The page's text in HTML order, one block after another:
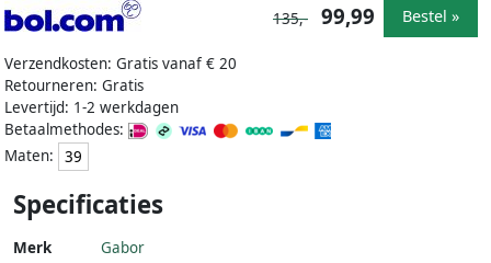
Verzendkosten: Gratis vanaf € 20
Retourneren: Gratis
Levertijd: 1-2 werkdagen
Betaalmethodes:
Maten:
39
135,- 99,99 Bestel »
Specificaties
Merk Gabor